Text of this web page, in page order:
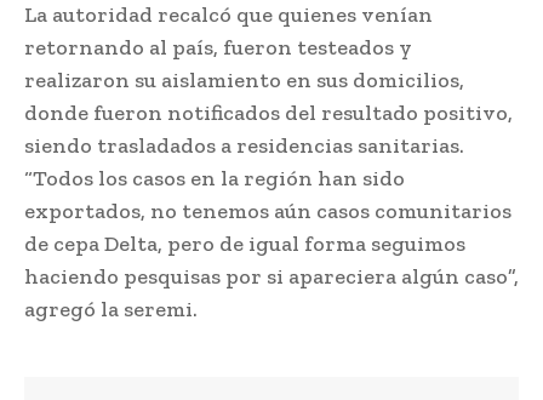
La autoridad recalcó que quienes venían
retornando al país, fueron testeados y
realizaron su aislamiento en sus domicilios,
donde fueron notificados del resultado positivo,
siendo trasladados a residencias sanitarias.
“Todos los casos en la región han sido
exportados, no tenemos aún casos comunitarios
de cepa Delta, pero de igual forma seguimos
haciendo pesquisas por si apareciera algún caso”,
agregó la seremi.